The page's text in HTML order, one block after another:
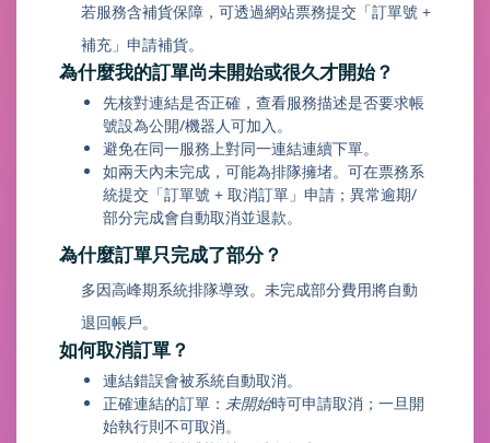
若服務含補貨保障，可透過網站票務提交「訂單號 +
補充」申請補貨。
為什麼我的訂單尚未開始或很久才開始？
先核對連結是否正確，查看服務描述是否要求帳
號設為公開/機器人可加入。
避免在同一服務上對同一連結連續下單。
如兩天內未完成，可能為排隊擁堵。可在票務系
統提交「訂單號 + 取消訂單」申請；異常逾期/
部分完成會自動取消並退款。
為什麼訂單只完成了部分？
多因高峰期系統排隊導致。未完成部分費用將自動
退回帳戶。
如何取消訂單？
連結錯誤會被系統自動取消。
正確連結的訂單： 未開始時可申請取消；一旦開
始執行則不可取消。